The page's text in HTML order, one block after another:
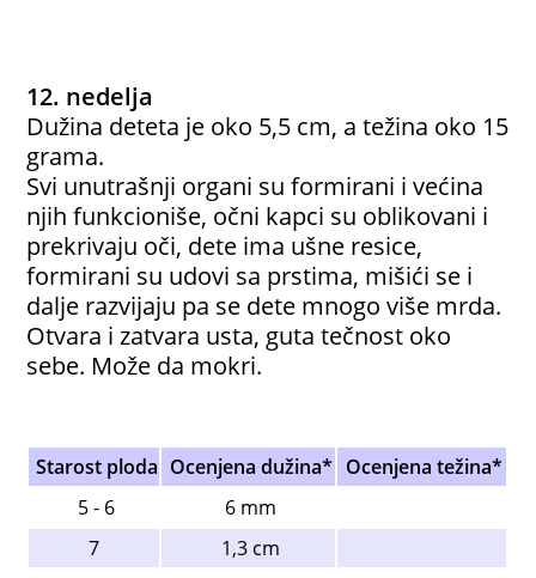
12. nedelja
Dužina deteta je oko 5,5 cm, a težina oko 15
grama.
Svi unutrašnji organi su formirani i većina
njih funkcioniše, očni kapci su oblikovani i
prekrivaju oči, dete ima ušne resice,
formirani su udovi sa prstima, mišići se i
dalje razvijaju pa se dete mnogo više mrda.
Otvara i zatvara usta, guta tečnost oko
sebe. Može da mokri.
Starost ploda Ocenjena dužina* Ocenjena težina*
5 - 6
6 mm
7
1,3 cm